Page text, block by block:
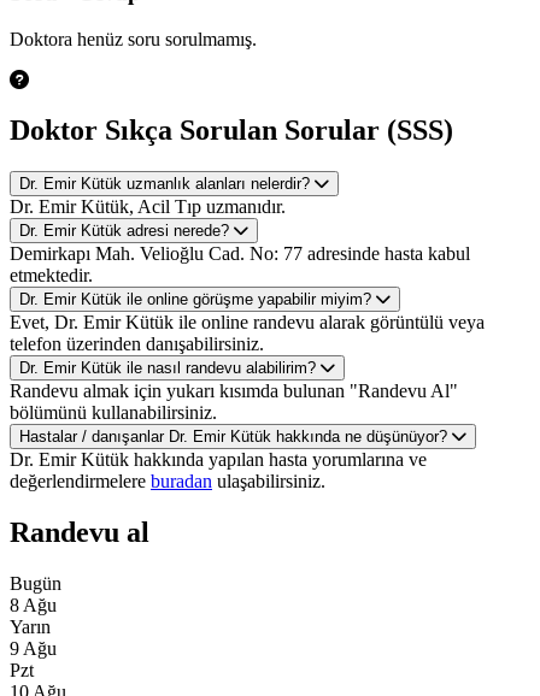
Doktora henüz soru sorulmamış.
Doktor Sıkça Sorulan Sorular (SSS)
Dr. Emir Kütük uzmanlık alanları nelerdir?
Dr. Emir Kütük, Acil Tıp uzmanıdır.
Dr. Emir Kütük adresi nerede?
Demirkapı Mah. Velioğlu Cad. No: 77 adresinde hasta kabul
etmektedir.
Dr. Emir Kütük ile online görüşme yapabilir miyim?
Evet, Dr. Emir Kütük ile online randevu alarak görüntülü veya
telefon üzerinden danışabilirsiniz.
Dr. Emir Kütük ile nasıl randevu alabilirim?
Randevu almak için yukarı kısımda bulunan "Randevu Al"
bölümünü kullanabilirsiniz.
Hastalar / danışanlar Dr. Emir Kütük hakkında ne düşünüyor?
Dr. Emir Kütük hakkında yapılan hasta yorumlarına ve
değerlendirmelere buradan ulaşabilirsiniz.
Randevu al
Bugün
8 Ağu
Yarın
9 Ağu
Pzt